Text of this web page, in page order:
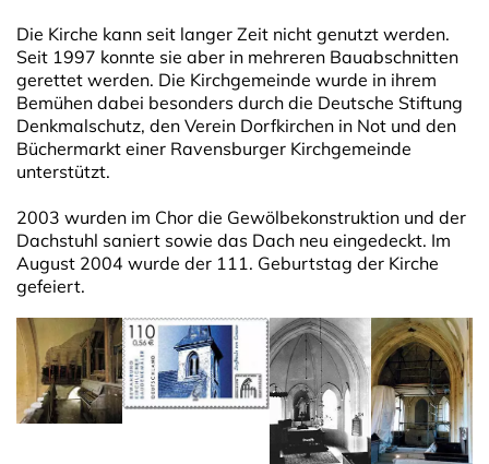
Die Kirche kann seit langer Zeit nicht genutzt werden.
Seit 1997 konnte sie aber in mehreren Bauabschnitten
gerettet werden. Die Kirchgemeinde wurde in ihrem
Bemühen dabei besonders durch die Deutsche Stiftung
Denkmalschutz, den Verein Dorfkirchen in Not und den
Büchermarkt einer Ravensburger Kirchgemeinde
unterstützt.
2003 wurden im Chor die Gewölbekonstruktion und der
Dachstuhl saniert sowie das Dach neu eingedeckt. Im
August 2004 wurde der 111. Geburtstag der Kirche
gefeiert.